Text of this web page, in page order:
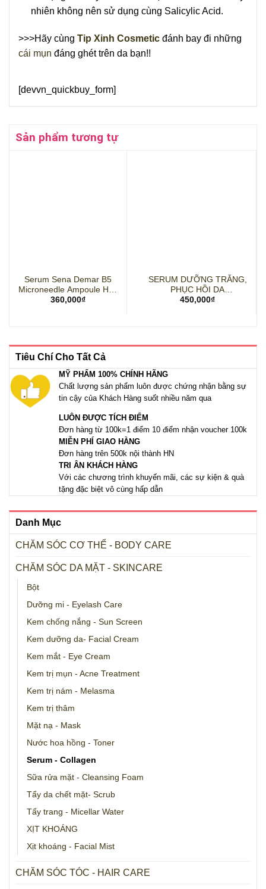
Tiêu Chí Cho Tất Cả
MỸ PHẨM 100% CHÍNH HÃNG
Chất lượng sản phẩm luôn được chứng nhận bằng sự
tin cậy của Khách Hàng suốt nhiều năm qua
LUÔN ĐƯỢC TÍCH ĐIỂM
Đơn hàng từ 100k=1 điểm 10 điểm nhận voucher 100k
MIỄN PHÍ GIAO HÀNG
Đơn hàng trên 500k nội thành HN
TRI ÂN KHÁCH HÀNG
Với các chương trình khuyến mãi, các sự kiện & quà
tặng đặc biệt vô cùng hấp dẫn
Danh Mục
CHĂM SÓC CƠ THỂ - BODY CARE
CHĂM SÓC DA MẶT - SKINCARE
Bột
Dưỡng mi - Eyelash Care
Kem chống nắng - Sun Screen
Kem dưỡng da- Facial Cream
Kem mắt - Eye Cream
Kem trị mụn - Acne Treatment
Kem trị nám - Melasma
Kem trị thâm
Mặt nạ - Mask
Nước hoa hồng - Toner
Serum - Collagen
Sữa rửa mặt - Cleansing Foam
Tẩy da chết mặt- Scrub
Tẩy trang - Micellar Water
XỊT KHOÁNG
Xịt khoáng - Facial Mist
CHĂM SÓC TÓC - HAIR CARE
nhiên không nên sử dụng cùng Salicylic Acid.
>>>Hãy cùng Tip Xinh Cosmetic đánh bay đi những
cái mụn đáng ghét trên da bạn!!
[devvn_quickbuy_form]
Sản phẩm tương tự
Serum Sena Demar B5
Microneedle Ampoule Hàn
Quốc
360,000₫
SERUM DƯỠNG TRẮNG,
PHỤC HỒI DA
PRETTYSKIN HYDRA B5
450,000₫